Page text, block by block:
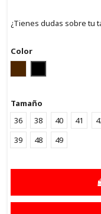
¿Tienes dudas sobre tu
Color
Tamaño
36
38 40 41
39
48 49